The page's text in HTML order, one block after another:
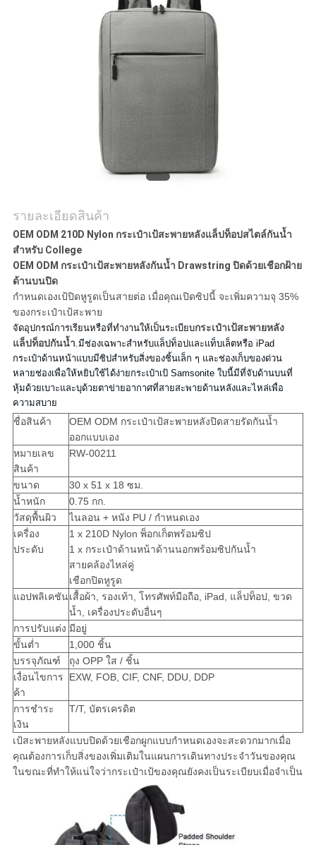
รายละเอียดสินค้า
OEM ODM 210D Nylon กระเป๋าเป้สะพายหลังแล็ปท็อปสไตล์กันน้ำ
สำหรับ College
OEM ODM กระเป๋าเป้สะพายหลังกันน้ำ Drawstring ปิดด้วยเชือกฝ้าย
ด้านบนปิด
กำหนดเองเป้ปิดหูรูดเป็นสายต่อ เมื่อคุณเปิดซิปนี้ จะเพิ่มความจุ 35%
ของกระเป๋าเป้สะพาย
จัดอุปกรณ์การเรียนหรือที่ทำงานให้เป็นระเบียบกระเป๋าเป้สะพายหลัง
แล็ปท็อปกันน้ำ.มีช่องเฉพาะสำหรับแล็ปท็อปและแท็บเล็ตหรือ iPad
กระเป๋าด้านหน้าแบบมีซิปสำหรับสิ่งของชิ้นเล็ก ๆ และช่องเก็บของด่วน
หลายช่องเพื่อให้หยิบใช้ได้ง่ายกระเป๋าเป้ Samsonite ใบนี้มีที่จับด้านบนที่
หุ้มด้วยเบาะและบุด้วยตาข่ายอากาศที่สายสะพายด้านหลังและไหล่เพื่อ
ความสบาย
ชื่อสินค้า
OEM ODM กระเป๋าเป้สะพายหลังปิดสายรัดกันน้ำ
ออกแบบเอง
หมายเลข
สินค้า
RW-00211
ขนาด
30 x 51 x 18 ซม.
น้ำหนัก
0.75 กก.
วัสดุพื้นผิว
ไนลอน + หนัง PU / กำหนดเอง
เครื่อง
ประดับ
1 x 210D Nylon พ็อกเก็ตพร้อมซิป
1 x กระเป๋าด้านหน้าด้านนอกพร้อมซิปกันน้ำ
สายคล้องไหล่คู่
เชือกปิดหูรูด
แอปพลิเคชันเสื้อผ้า, รองเท้า, โทรศัพท์มือถือ, iPad, แล็ปท็อป, ขวด
น้ำ, เครื่องประดับอื่นๆ
การปรับแต่ง มีอยู่
ขั้นต่ำ
1,000 ชิ้น
บรรจุภัณฑ์
ถุง OPP ใส / ชิ้น
เงื่อนไขการ
ค้า
EXW, FOB, CIF, CNF, DDU, DDP
การชำระ
เงิน
T/T, บัตรเครดิต
เป้สะพายหลังแบบปิดด้วยเชือกผูกแบบกำหนดเองจะสะดวกมากเมื่อ
คุณต้องการเก็บสิ่งของเพิ่มเติมในแผนการเดินทางประจำวันของคุณ
ในขณะที่ทำให้แน่ใจว่ากระเป๋าเป้ของคุณยังคงเป็นระเบียบเมื่อจำเป็น